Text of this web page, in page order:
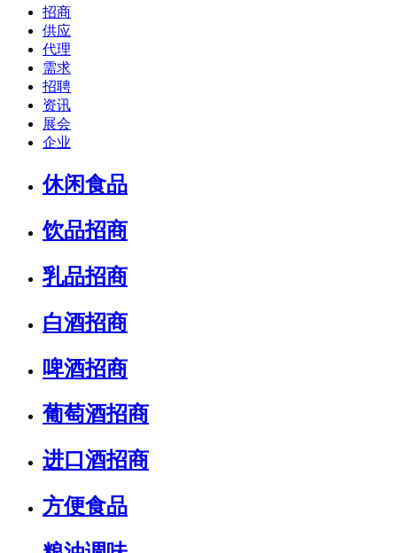
招商
供应
代理
需求
招聘
资讯
展会
企业
休闲食品
饮品招商
乳品招商
白酒招商
啤酒招商
葡萄酒招商
进口酒招商
方便食品